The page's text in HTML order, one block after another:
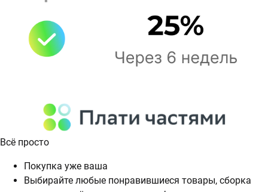
Всё просто
Покупка уже ваша
Выбирайте любые понравившиеся товары, сборка